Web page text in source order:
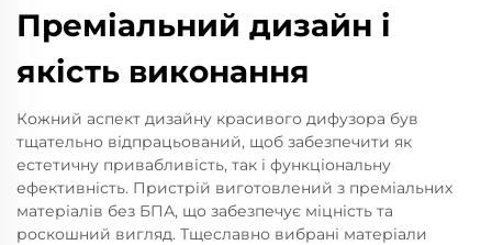
Преміальний дизайн і
якість виконання
Кожний аспект дизайну красивого дифузора був
тщательно відпрацьований, щоб забезпечити як
естетичну привабливість, так і функціональну
ефективність. Пристрій виготовлений з преміальних
матеріалів без БПА, що забезпечує міцність та
роскошний вигляд. Тщеславно вибрані матеріали